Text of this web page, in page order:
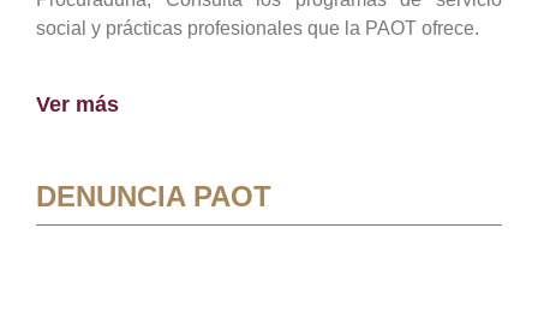
social y prácticas profesionales que la PAOT ofrece.
Ver más
DENUNCIA PAOT